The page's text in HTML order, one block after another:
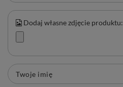
Dodaj własne zdjęcie produktu:
Twoje imię